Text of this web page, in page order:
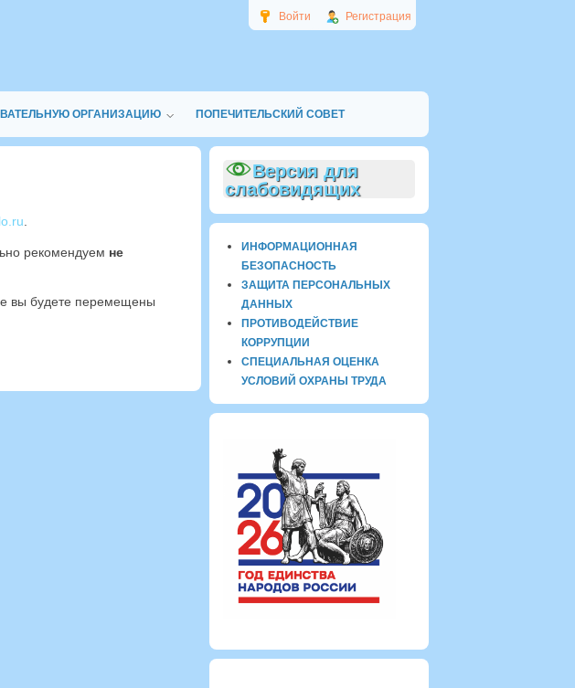
Войти Регистрация
ОРГАНИЗАЦИЮ ПОПЕЧИТЕЛЬСКИЙ СОВЕТ
рекомендуем не
вы будете перемещены
Версия для
слабовидящих
ИНФОРМАЦИОННАЯ
БЕЗОПАСНОСТЬ
ЗАЩИТА ПЕРСОНАЛЬНЫХ
ДАННЫХ
ПРОТИВОДЕЙСТВИЕ
КОРРУПЦИИ
СПЕЦИАЛЬНАЯ ОЦЕНКА
УСЛОВИЙ ОХРАНЫ ТРУДА